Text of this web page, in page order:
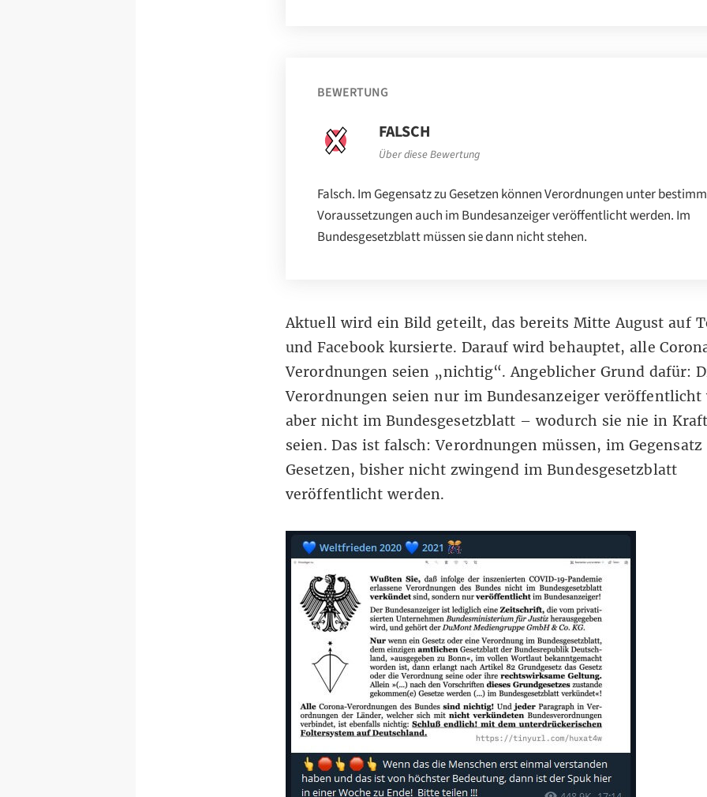
BEWERTUNG
FALSCH
Über diese Bewertung
Falsch. Im Gegensatz zu Gesetzen können Verordnungen unter
Voraussetzungen auch im Bundesanzeiger veröffentlicht werden. Im
Bundesgesetzblatt müssen sie dann nicht stehen.
Aktuell wird ein Bild geteilt, das bereits Mitte Augustauf
undFacebookkursierte. Darauf wird behauptet, alle
Verordnungen seien „nichtig“. Angeblicher Grund dafür:
Verordnungen seien nur im Bundesanzeiger veröffentlicht
aber nicht im Bundesgesetzblatt – wodurch sie nie in
seien. Das ist falsch: Verordnungen müssen, im Gegensatz
Gesetzen, bisher nicht zwingend im Bundesgesetzblatt
veröffentlicht werden.